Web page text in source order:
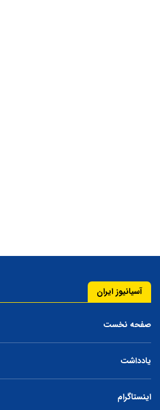
آسیانیوز ایران
صفحه نخست
یادداشت
اینستاگرام